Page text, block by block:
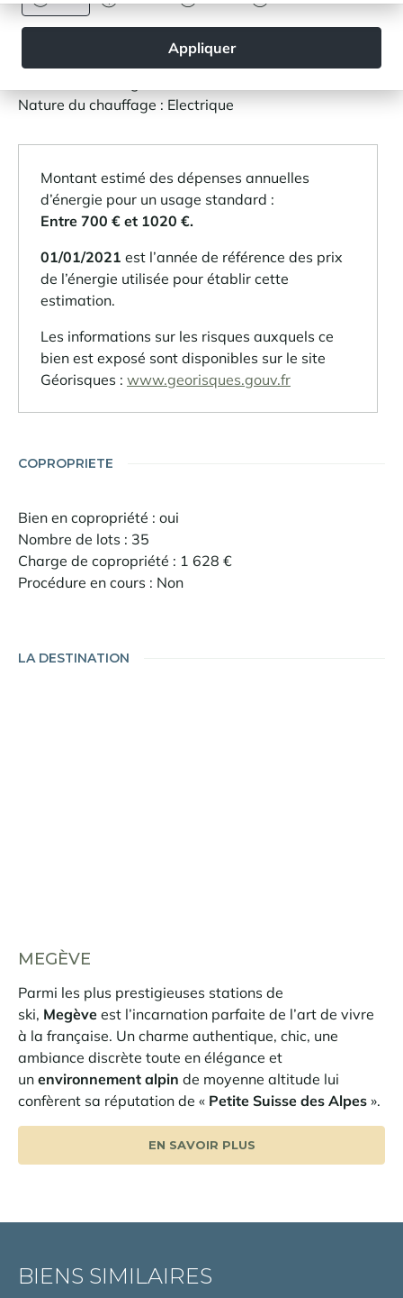
Appliquer
Type de chauffage : Collectif
Nature du chauffage : Electrique
Montant estimé des dépenses annuelles
d’énergie pour un usage standard :
Entre 700 € et 1020 €.
01/01/2021 est l’année de référence des prix
de l’énergie utilisée pour établir cette
estimation.
Les informations sur les risques auxquels ce
bien est exposé sont disponibles sur le site
Géorisques : www.georisques.gouv.fr
COPROPRIETE
Bien en copropriété : oui
Nombre de lots : 35
Charge de copropriété : 1 628 €
Procédure en cours : Non
LA DESTINATION
MEGÈVE
Parmi les plus prestigieuses stations de
ski, Megève est l’incarnation parfaite de l’art de vivre
à la française. Un charme authentique, chic, une
ambiance discrète toute en élégance et
un environnement alpin de moyenne altitude lui
confèrent sa réputation de « Petite Suisse des Alpes ».
EN SAVOIR PLUS
BIENS SIMILAIRES